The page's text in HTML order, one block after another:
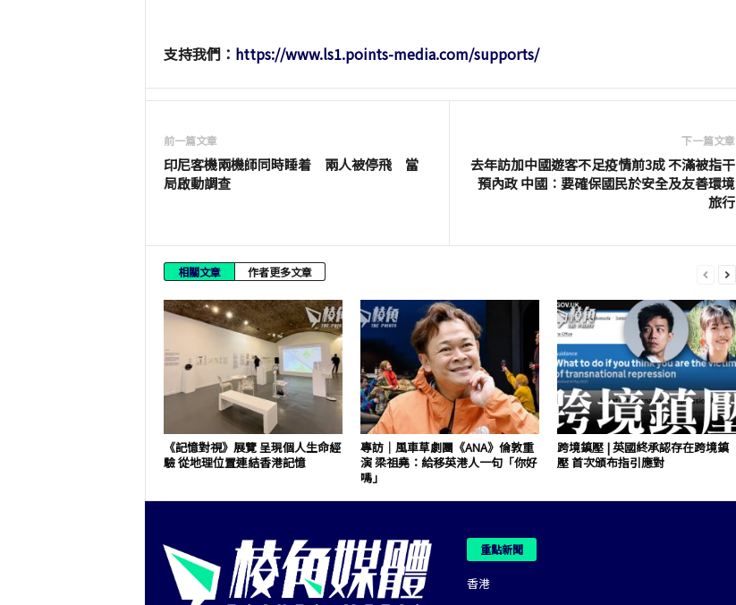
支持我們： https://www.ls1.points-media.com/supports/
前一篇文章
印尼客機兩機師同時睡着 兩人被停飛 當
局啟動調查
下一篇文章
去年訪加中國遊客不足疫情前3成 不滿被指干
預內政 中國︰要確保國民於安全及友善環境
旅行
相關文章 作者更多文章
《記憶對視》展覽 呈現個人生命經
驗 從地理位置連結香港記憶
專訪｜風車草劇團《ANA》倫敦重
演 梁祖堯：給移英港人一句「你好
嗎」
跨境鎮壓 | 英國終承認存在跨境鎮
壓 首次頒布指引應對
重點新聞
香港